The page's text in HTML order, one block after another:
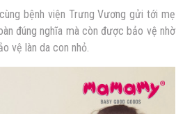
bệnh viện Trưng Vương gửi tới mẹ
đúng nghĩa mà còn được bảo vệ nhờ
vệ làn da con nhỏ.